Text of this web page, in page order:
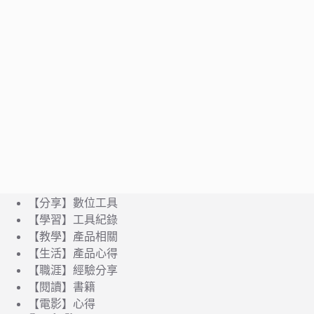
【分享】數位工具
【學習】工具紀錄
【教學】產品相關
【生活】產品心得
【職涯】經驗分享
【閱讀】書籍
【電影】心得